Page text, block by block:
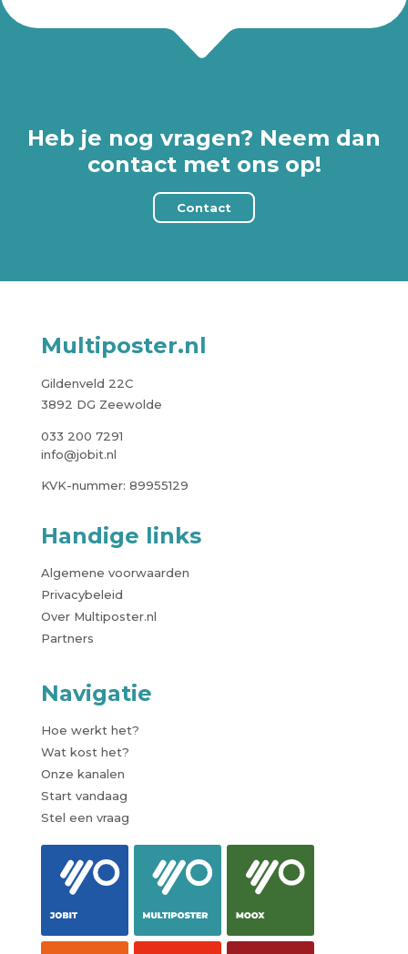
Heb je nog vragen? Neem dan
contact met ons op!
Contact
Multiposter.nl
Gildenveld 22C
3892 DG Zeewolde
033 200 7291
info@jobit.nl
KVK-nummer: 89955129
Handige links
Algemene voorwaarden
Privacybeleid
Over Multiposter.nl
Partners
Navigatie
Hoe werkt het?
Wat kost het?
Onze kanalen
Start vandaag
Stel een vraag